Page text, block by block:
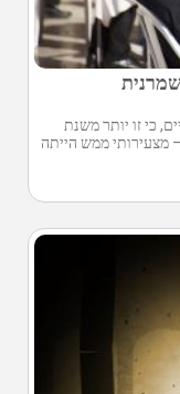
כי זו יותר משנת
מצעירותי ממש הייתה